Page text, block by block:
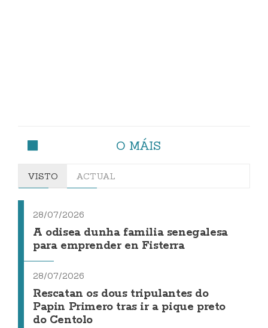
O MÁIS
VISTO ACTUAL
28/07/2026
A odisea dunha familia senegalesa
para emprender en Fisterra
28/07/2026
Rescatan os dous tripulantes do
Papin Primero tras ir a pique preto
do Centolo